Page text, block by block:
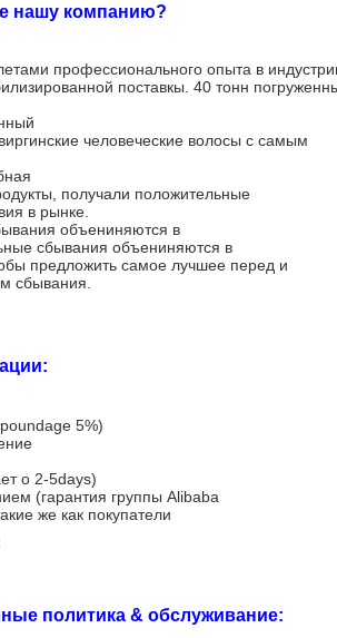
нашу компанию?
профессионального опыта в
поставкы. 40 тонн
человеческие волосы с самым
получали положительные
в рынке.
объениняются в
сбывания объениняются в
предложить самое лучшее перед и
сбывания.
poundage 5%)
о 2-5days)
(гарантия группы Alibaba
же как покупатели
политика & обслуживание: